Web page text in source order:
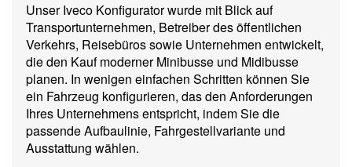
Unser Iveco Konfigurator wurde mit Blick auf
Transportunternehmen, Betreiber des öffentlichen
Verkehrs, Reisebüros sowie Unternehmen entwickelt,
die den Kauf moderner Minibusse und Midibusse
planen. In wenigen einfachen Schritten können Sie
ein Fahrzeug konfigurieren, das den Anforderungen
Ihres Unternehmens entspricht, indem Sie die
passende Aufbaulinie, Fahrgestellvariante und
Ausstattung wählen.